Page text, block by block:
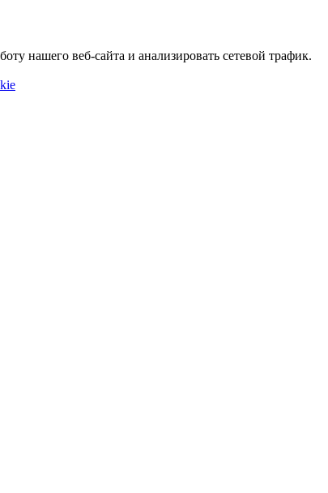
нашего веб-сайта и анализировать сетевой трафик.